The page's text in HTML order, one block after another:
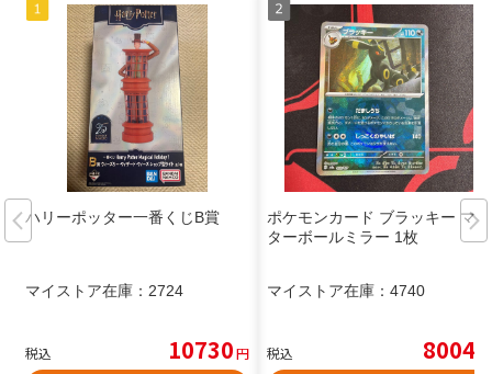
ハリーポッター一番くじB賞
マイストア在庫： 2724
税込 10730円
ポケモンカード ブラッキー マス
ターボールミラー 1枚
マイストア在庫： 4740
税込 8004